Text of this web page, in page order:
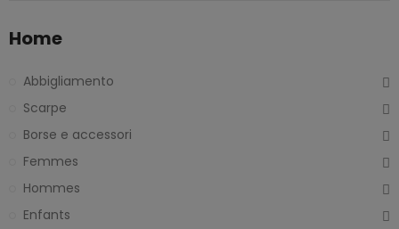
Home
Abbigliamento
Scarpe
Borse e accessori
Femmes
Hommes
Enfants